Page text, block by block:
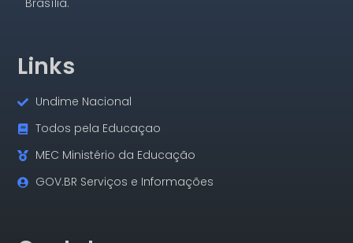
Brasília.
Links
Undime Nacional
Todos pela Educaçao
MEC Ministério da Educação
GOV.BR Serviços e Informações